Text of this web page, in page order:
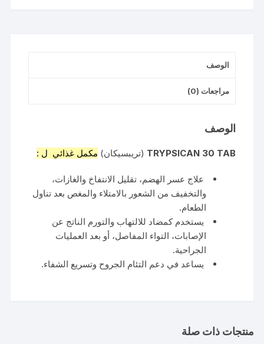
الوصف
مراجعات (0)
الوصف
TRYPSICAN 30 TAB (تريبسيكان) مكمل غذائي ل :
علاج عسر الهضم، تقليل الانتفاخ والغازات،
والتخفيف من الشعور بالامتلاء والمغص بعد تناول
الطعام.
يستخدم كمضاد للالتهاب والتورم الناتج عن
الإصابات، التواء المفاصل، أو بعد العمليات
الجراحية.
يساعد في دعم التئام الجروح وتسريع الشفاء.
منتجات ذات صلة